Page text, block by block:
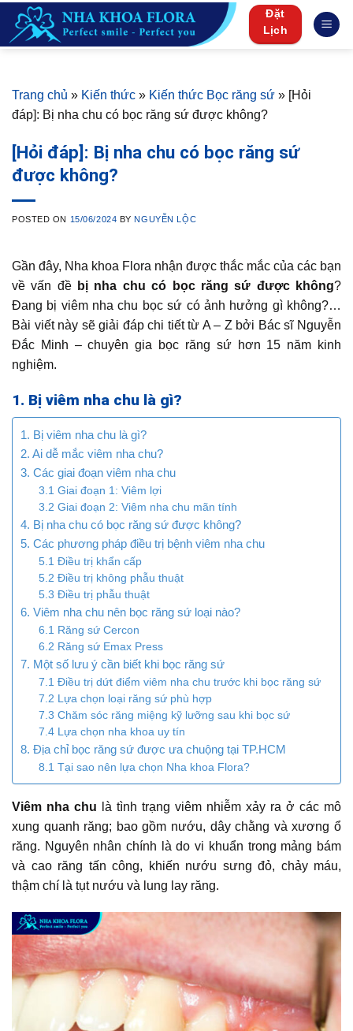
content
Đặt
Lịch
Trang chủ » Kiến thức » Kiến thức Bọc răng sứ » [Hỏi
đáp]: Bị nha chu có bọc răng sứ được không?
[Hỏi đáp]: Bị nha chu có bọc răng sứ
được không?
POSTED ON 15/06/2024 BYNGUYỄN LỘC
Gần đây, Nha khoa Flora nhận được thắc mắc của các bạn
về vấn đề bị nha chu có bọc răng sứ được không?
Đang bị viêm nha chu bọc sứ có ảnh hưởng gì không?…
Bài viết này sẽ giải đáp chi tiết từ A – Z bởi Bác sĩ Nguyễn
Đắc Minh – chuyên gia bọc răng sứ hơn 15 năm kinh
nghiệm.
1. Bị viêm nha chu là gì?
1. Bị viêm nha chu là gì?
2. Ai dễ mắc viêm nha chu?
3. Các giai đoạn viêm nha chu
3.1 Giai đoạn 1: Viêm lợi
3.2 Giai đoạn 2: Viêm nha chu mãn tính
4. Bị nha chu có bọc răng sứ được không?
5. Các phương pháp điều trị bệnh viêm nha chu
5.1 Điều trị khẩn cấp
5.2 Điều trị không phẫu thuật
5.3 Điều trị phẫu thuật
6. Viêm nha chu nên bọc răng sứ loại nào?
6.1 Răng sứ Cercon
6.2 Răng sứ Emax Press
7. Một số lưu ý cần biết khi bọc răng sứ
7.1 Điều trị dứt điểm viêm nha chu trước khi bọc răng sứ
7.2 Lựa chọn loại răng sứ phù hợp
7.3 Chăm sóc răng miệng kỹ lưỡng sau khi bọc sứ
7.4 Lựa chọn nha khoa uy tín
8. Địa chỉ bọc răng sứ được ưa chuộng tại TP.HCM
8.1 Tại sao nên lựa chọn Nha khoa Flora?
Viêm nha chu là tình trạng viêm nhiễm xảy ra ở các mô
xung quanh răng; bao gồm nướu, dây chằng và xương ổ
răng. Nguyên nhân chính là do vi khuẩn trong mảng bám
và cao răng tấn công, khiến nướu sưng đỏ, chảy máu,
thậm chí là tụt nướu và lung lay răng.